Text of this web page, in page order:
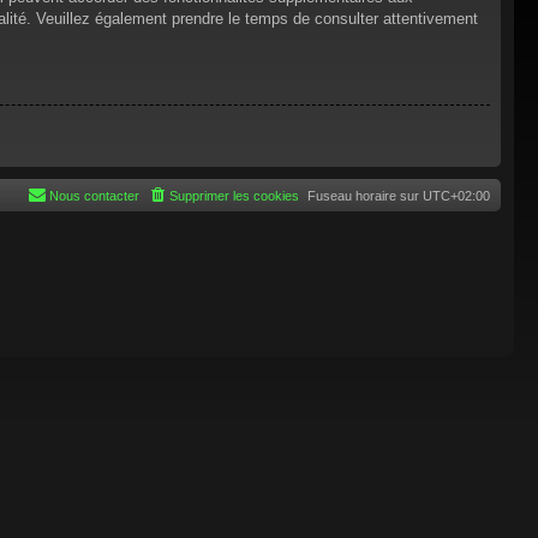
Veuillez également prendre le temps de consulter attentivement
Fuseau horaire sur UTC+02:00
Supprimer les cookies
Nous contacter